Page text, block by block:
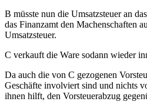
B müsste nun die Umsatzsteuer an
das Finanzamt den Machenschaften
Umsatzsteuer.
C verkauft die Ware sodann wieder
Da auch die von C gezogenen
Geschäfte involviert sind und nichts
ihnen hilft, den Vorsteuerabzug